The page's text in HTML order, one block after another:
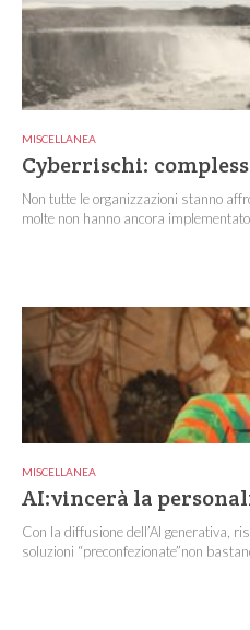
MISCELLANEA
Cyberrischi:
Non tutte le organizzazioni stanno
molte non hanno ancora
MISCELLANEA
AI:vincerà la
Con la diffusione dell’AI generativa,
soluzioni “preconfezionate”non